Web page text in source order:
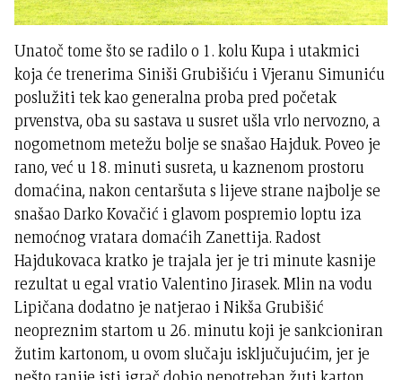
Unatoč tome što se radilo o 1. kolu Kupa i utakmici
koja će trenerima Siniši Grubišiću i Vjeranu Simuniću
poslužiti tek kao generalna proba pred početak
prvenstva, oba su sastava u susret ušla vrlo nervozno, a
nogometnom metežu bolje se snašao Hajduk. Poveo je
rano, već u 18. minuti susreta, u kaznenom prostoru
domaćina, nakon centaršuta s lijeve strane najbolje se
snašao Darko Kovačić i glavom pospremio loptu iza
nemoćnog vratara domaćih Zanettija. Radost
Hajdukovaca kratko je trajala jer je tri minute kasnije
rezultat u egal vratio Valentino Jirasek. Mlin na vodu
Lipičana dodatno je natjerao i Nikša Grubišić
neopreznim startom u 26. minutu koji je sankcioniran
žutim kartonom, u ovom slučaju isključujućim, jer je